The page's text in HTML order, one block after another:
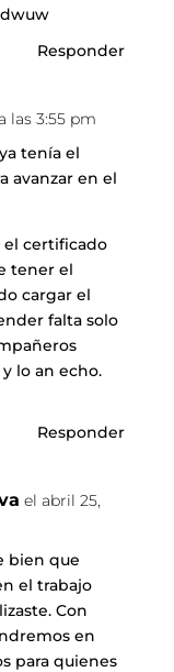
Responder
las 3:55 pm
tenía el
avanzar en el
el certificado
tener el
cargar el
falta solo
lo an echo.
Responder
el abril 25,
bien que
el trabajo
Con
en
para quienes